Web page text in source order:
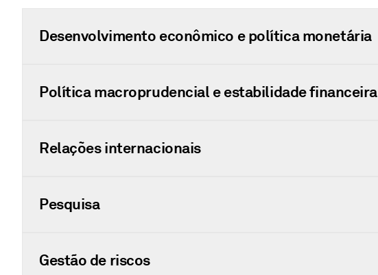
Desenvolvimento econômico e política monetária
Política macroprudencial e estabilidade financeira
Relações internacionais
Pesquisa
Gestão de riscos